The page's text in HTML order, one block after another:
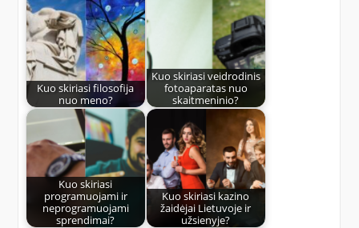
Kuo skiriasi filosofija
nuo meno?
Kuo skiriasi veidrodinis
fotoaparatas nuo
skaitmeninio?
Kuo skiriasi
programuojami ir
neprogramuojami
sprendimai?
Kuo skiriasi kazino
žaidėjai Lietuvoje ir
užsienyje?